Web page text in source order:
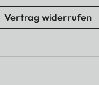
Vertrag widerrufen